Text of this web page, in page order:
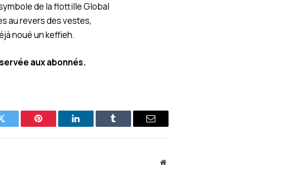
de la flottille Global
au revers des vestes,
noué un keffieh.
aux abonnés.
Twitter Pinterest LinkedIn Tumblr
E-
Site